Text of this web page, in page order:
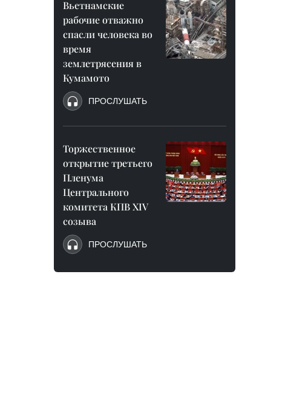
Вьетнамские
рабочие отважно
спасли человека во
время
землетрясения в
Кумамото
ПРОСЛУШАТЬ
Торжественное
открытие третьего
Пленума
Центрального
комитета КПВ XIV
созыва
ПРОСЛУШАТЬ